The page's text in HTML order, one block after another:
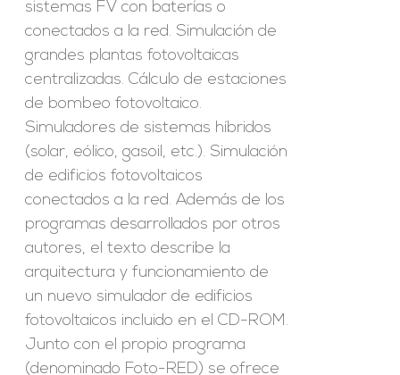
sistemas FV con baterías o
conectados a la red. Simulación de
grandes plantas fotovoltaicas
centralizadas. Cálculo de estaciones
de bombeo fotovoltaico.
Simuladores de sistemas híbridos
(solar, eólico, gasoil, etc.). Simulación
de edificios fotovoltaicos
conectados a la red. Además de los
programas desarrollados por otros
autores, el texto describe la
arquitectura y funcionamiento de
un nuevo simulador de edificios
fotovoltaicos incluido en el CD-ROM.
Junto con el propio programa
(denominado Foto-RED) se ofrece